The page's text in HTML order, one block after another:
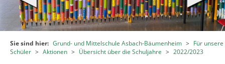
Sie sind hier: Grund- und Mittelschule Asbach-Bäumenheim >
Für unsere
Schüler > Aktionen > Übersicht über die Schuljahre > 2022/2023